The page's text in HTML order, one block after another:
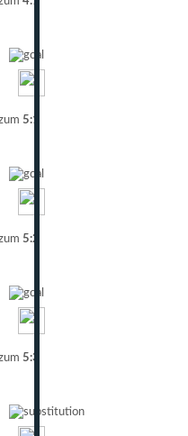
5:1
5:2
5:3